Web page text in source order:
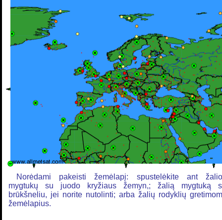
Norėdami pakeisti žemėlapį: spustelėkite ant
mygtukų su juodo kryžiaus žemyn,; žalią mygtuką
brūkšneliu, jei norite nutolinti; arba žalių rodyklių
žemėlapius.